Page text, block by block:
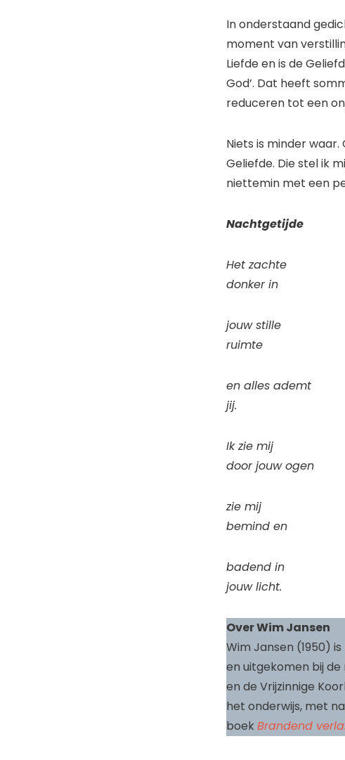
In onderstaand
moment van
Liefde en is de
God’. Dat heeft
reduceren tot een
Niets is minder
Geliefde. Die stel ik
niettemin met een
Nachtgetijde
Het zachte
donker in
jouw stille
ruimte
en alles ademt
jij.
Ik zie mij
door jouw ogen
zie mij
bemind en
badend in
jouw licht.
Over Wim Jansen
Wim Jansen (1950)
en uitgekomen bij de
en de Vrijzinnige
het onderwijs, met
boekBrandend